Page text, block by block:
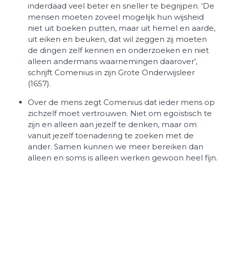
inderdaad veel beter en sneller te begrijpen. ‘De
mensen moeten zoveel mogelijk hun wijsheid
niet uit boeken putten, maar uit hemel en aarde,
uit eiken en beuken, dat wil zeggen zij moeten
de dingen zelf kennen en onderzoeken en niet
alleen andermans waarnemingen daarover’,
schrijft Comenius in zijn Grote Onderwijsleer
(1657).
Over de mens zegt Comenius dat ieder mens op
zichzelf moet vertrouwen. Niet om egoïstisch te
zijn en alleen aan jezelf te denken, maar om
vanuit jezelf toenadering te zoeken met de
ander. Samen kunnen we meer bereiken dan
alleen en soms is alleen werken gewoon heel fijn.